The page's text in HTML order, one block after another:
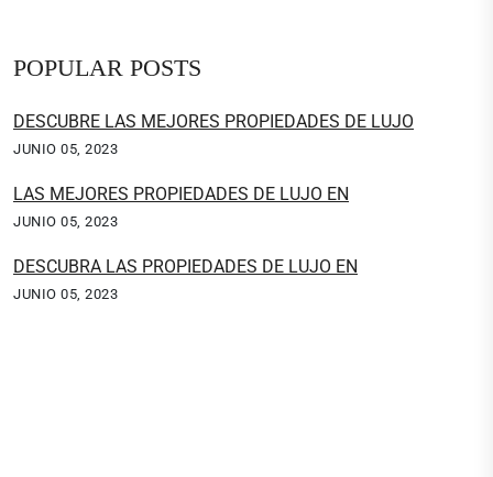
POPULAR POSTS
DESCUBRE LAS MEJORES PROPIEDADES DE LUJO
JUNIO 05, 2023
LAS MEJORES PROPIEDADES DE LUJO EN
JUNIO 05, 2023
DESCUBRA LAS PROPIEDADES DE LUJO EN
JUNIO 05, 2023